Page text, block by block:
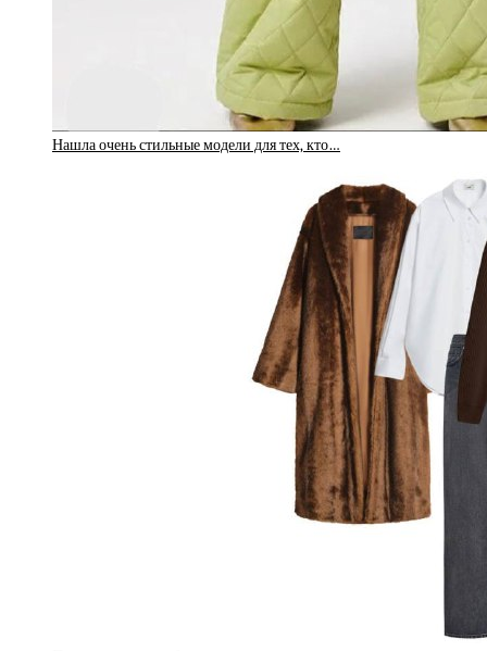
Нашла очень стильные модели для тех, кто…